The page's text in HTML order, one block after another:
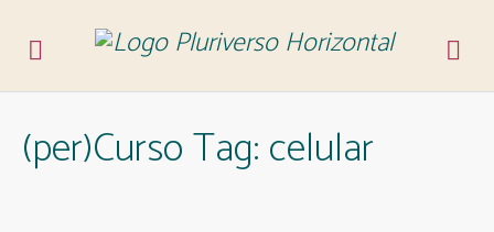
(per)Curso Tag:celular